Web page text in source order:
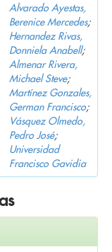
Alvarado Ayestas,
Berenice Mercedes;
Hernandez Rivas,
Donniela Anabell;
Almenar Rivera,
Michael Steve;
Martínez Gonzales,
German Francisco;
Vásquez Olmedo,
Pedro José;
Universidad
Francisco Gavidia